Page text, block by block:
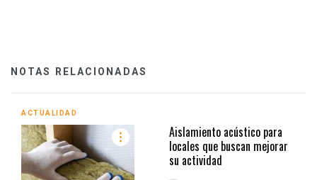
NOTAS RELACIONADAS
ACTUALIDAD
Aislamiento acústico para
locales que buscan mejorar
su actividad